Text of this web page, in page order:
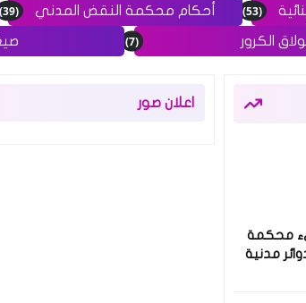
(53) أحكام محكمة النقض المدني (39)
الكرور (7)
محكمة
مدنية
اعلان صور